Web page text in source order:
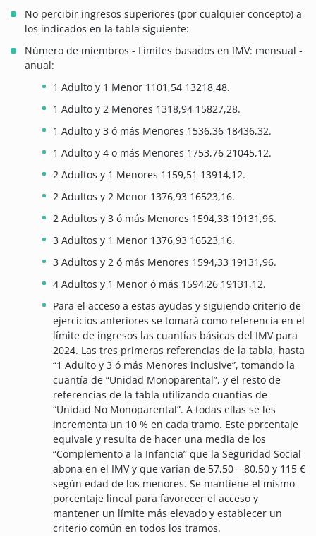
No percibir ingresos superiores (por cualquier concepto) a
los indicados en la tabla siguiente:
Número de miembros - Límites basados en IMV: mensual -
anual:
1 Adulto y 1 Menor 1101,54 13218,48.
1 Adulto y 2 Menores 1318,94 15827,28.
1 Adulto y 3 ó más Menores 1536,36 18436,32.
1 Adulto y 4 o más Menores 1753,76 21045,12.
2 Adultos y 1 Menores 1159,51 13914,12.
2 Adultos y 2 Menor 1376,93 16523,16.
2 Adultos y 3 ó más Menores 1594,33 19131,96.
3 Adultos y 1 Menor 1376,93 16523,16.
3 Adultos y 2 ó más Menores 1594,33 19131,96.
4 Adultos y 1 Menor ó más 1594,26 19131,12.
Para el acceso a estas ayudas y siguiendo criterio de
ejercicios anteriores se tomará como referencia en el
límite de ingresos las cuantías básicas del IMV para
2024. Las tres primeras referencias de la tabla, hasta
“1 Adulto y 3 ó más Menores inclusive”, tomando la
cuantía de “Unidad Monoparental”, y el resto de
referencias de la tabla utilizando cuantías de
“Unidad No Monoparental”. A todas ellas se les
incrementa un 10 % en cada tramo. Este porcentaje
equivale y resulta de hacer una media de los
“Complemento a la Infancia” que la Seguridad Social
abona en el IMV y que varían de 57,50 – 80,50 y 115 €
según edad de los menores. Se mantiene el mismo
porcentaje lineal para favorecer el acceso y
mantener un límite más elevado y establecer un
criterio común en todos los tramos.